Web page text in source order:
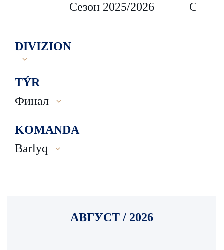
Сезон 2025/2026 Сезон
DIVIZION
TÝR
Финал
KOMANDA
Barlyq
АВГУСТ / 2026